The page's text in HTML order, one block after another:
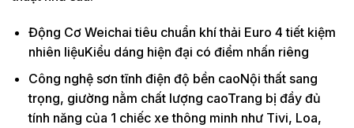
Động Cơ Weichai tiêu chuẩn khí thải Euro 4 tiết kiệm
nhiên liệuKiểu dáng hiện đại có điểm nhấn riêng
Công nghệ sơn tĩnh điện độ bền caoNội thất sang
trọng, giường nằm chất lượng caoTrang bị đầy đủ
tính năng của 1 chiếc xe thông minh như Tivi, Loa,